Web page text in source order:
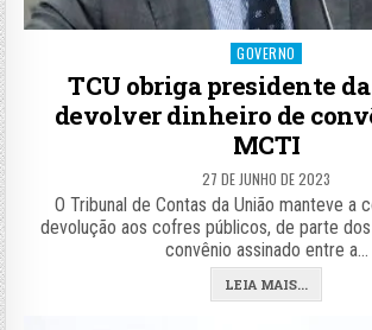
Posted
GOVERNO
TCU obriga presidente
devolver dinheiro de
MCTI
27 DE JUNHO DE 2023
O Tribunal de Contas da União manteve a
devolução aos cofres públicos, de parte
convênio assinado entre a…
LEIA MAIS...